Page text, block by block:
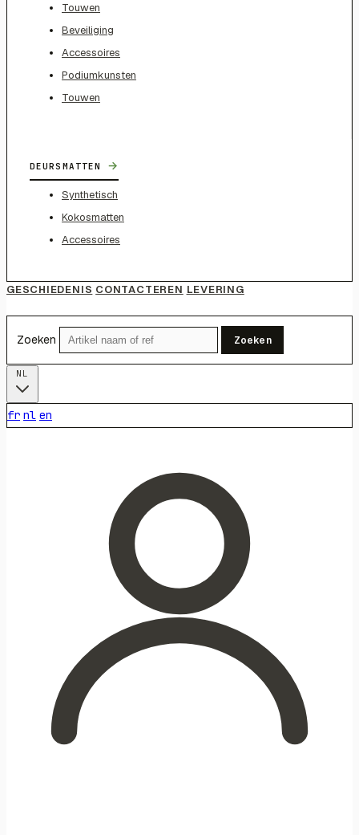
Touwen
Beveiliging
Accessoires
Podiumkunsten
Touwen
DEURSMATTEN →
Synthetisch
Kokosmatten
Accessoires
GESCHIEDENIS CONTACTEREN LEVERING
Zoeken Zoeken
fr nl en